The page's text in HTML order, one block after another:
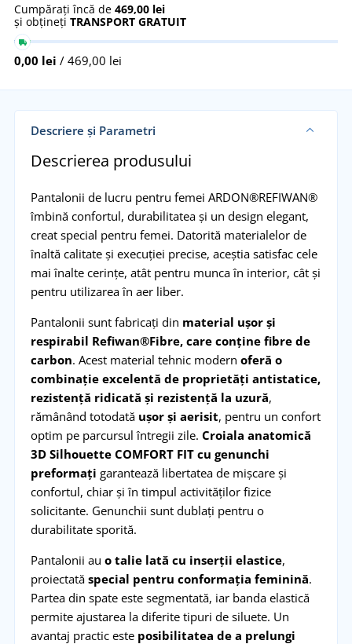
Cumpărați încă de 469,00 lei
și obțineți TRANSPORT GRATUIT
0,00 lei / 469,00 lei
Descriere și Parametri
Descrierea produsului
Pantalonii de lucru pentru femei ARDON®REFIWAN®
îmbină confortul, durabilitatea și un design elegant,
creat special pentru femei. Datorită materialelor de
înaltă calitate și execuției precise, aceștia satisfac cele
mai înalte cerințe, atât pentru munca în interior, cât și
pentru utilizarea în aer liber.
Pantalonii sunt fabricați din material ușor și
respirabil Refiwan®Fibre, care conține fibre de
carbon. Acest material tehnic modern oferă o
combinație excelentă de proprietăți antistatice,
rezistență ridicată și rezistență la uzură,
rămânând totodată ușor și aerisit, pentru un confort
optim pe parcursul întregii zile. Croiala anatomică
3D Silhouette COMFORT FIT cu genunchi
preformați garantează libertatea de mișcare și
confortul, chiar și în timpul activităților fizice
solicitante. Genunchii sunt dublați pentru o
durabilitate sporită.
Pantalonii au o talie lată cu inserții elastice,
proiectată special pentru conformația feminină.
Partea din spate este segmentată, iar banda elastică
permite ajustarea la diferite tipuri de siluete. Un
avantaj practic este posibilitatea de a prelungi